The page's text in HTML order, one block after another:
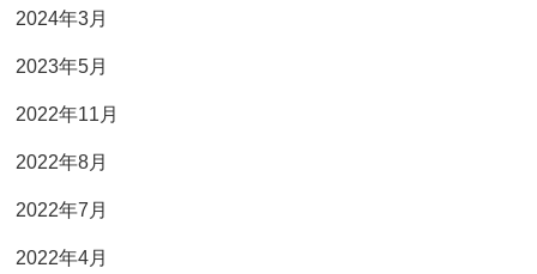
2024年3月
2023年5月
2022年11月
2022年8月
2022年7月
2022年4月